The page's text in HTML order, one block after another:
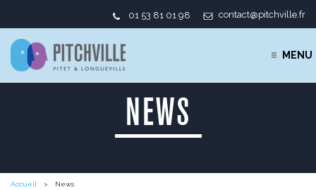
01 53 81 01 98 contact@pitchville.fr
MENU
NEWS
Accueil News